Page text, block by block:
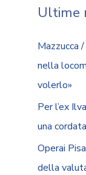
Ultime
Mazzucca
nella
volerlo»
Per l’ex
una
Operai
della